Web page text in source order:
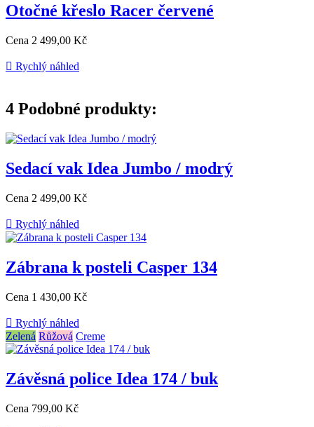
Otočné křeslo Racer červené
Cena 2 499,00 Kč
 Rychlý náhled
4 Podobné produkty:
Sedací vak Idea Jumbo / modrý
Cena 2 499,00 Kč
 Rychlý náhled
Zábrana k posteli Casper 134
Cena 1 430,00 Kč
 Rychlý náhled
Zelená Růžová Creme
Závěsná police Idea 174 / buk
Cena 799,00 Kč